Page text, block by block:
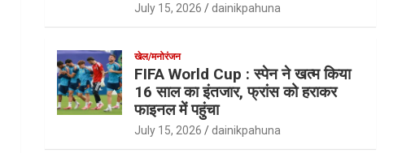
July 15, 2026 dainikpahuna
खेल/मनोरंजन
FIFA World Cup : स्पेन ने खत्म किया
16 साल का इंतजार, फ्रांस को हराकर
फाइनल में पहुंचा
July 15, 2026 dainikpahuna